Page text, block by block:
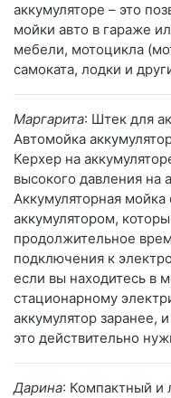
аккумуляторе – это
мойки авто в гараже
мебели, мотоцикла
самоката, лодки и
Маргарита: Штек для
Автомойка
Керхер на
высокого давления на
Аккумуляторная
аккумулятором,
продолжительное
подключения к
если вы находитесь в
стационарному
аккумулятор заранее,
это действительно
Дарина: Компактный и